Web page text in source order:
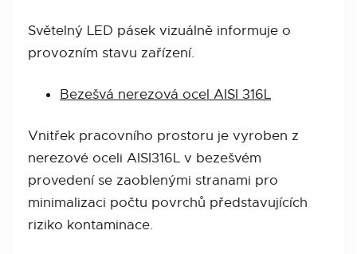
Světelný LED pásek vizuálně informuje o
provozním stavu zařízení.
Bezešvá nerezová ocel AISI 316L
Vnitřek pracovního prostoru je vyroben z
nerezové oceli AISI316L v bezešvém
provedení se zaoblenými stranami pro
minimalizaci počtu povrchů představujících
riziko kontaminace.